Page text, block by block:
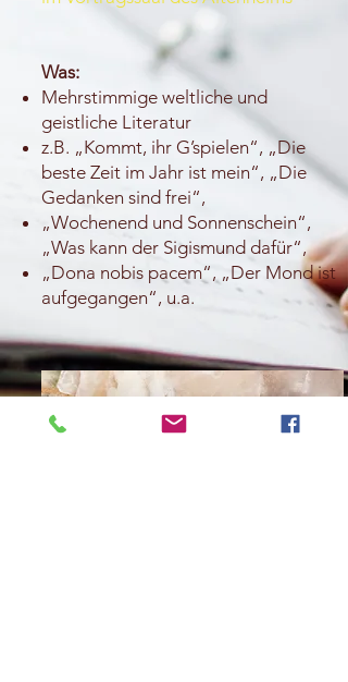
Was:
Mehrstimmige weltliche und
geistliche Literatur
z.B. „Kommt, ihr G’spielen“, „Die
beste Zeit im Jahr ist mein“, „Die
Gedanken sind frei“,
„Wochenend und Sonnenschein“,
„Was kann der Sigismund dafür“,
„Dona nobis pacem“, „Der Mond ist
aufgegangen“, u.a.